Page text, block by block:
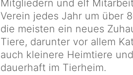
Mitgliedern und elf
Verein jedes Jahr um über
die meisten ein neues
Tiere, darunter vor allem
auch kleinere Heimtiere
dauerhaft im Tierheim.